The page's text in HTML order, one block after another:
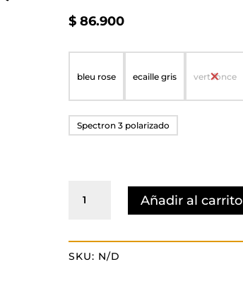
$86.900
bleu rose ecaille gris vert fonce
Spectron 3 polarizado
Añadir al carrito
SKU: N/D